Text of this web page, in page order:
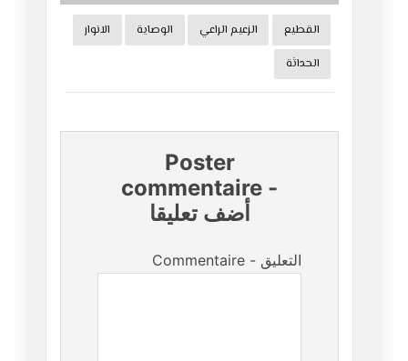
القطيع الزعيم الراعي الوصاية
الانوار
الحداثة
Poster
commentaire -
أضف تعليقا
Commentaire - التعليق